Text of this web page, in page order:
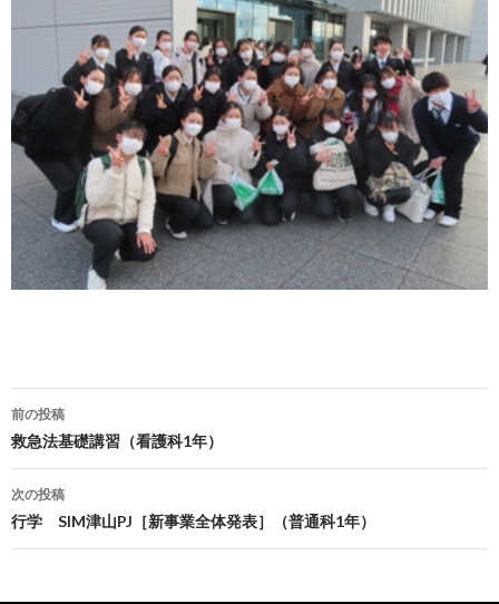
投
稿
ナ
前の投稿
救急法基礎講習（看護科1年）
次の投稿
行学 SIM津山PJ［新事業全体発表］（普通科1年）